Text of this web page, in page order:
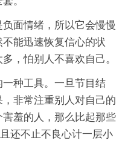
面情绪，所以它会慢慢
能迅速恢复信心的状
，怕别人不喜欢自己。
种工具。一旦节目结
非常注重别人对自己的
羞的人，那么比起那些
还不止不良心计一层小